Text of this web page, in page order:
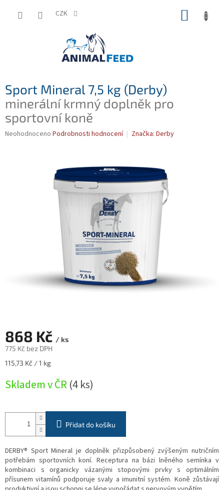
CZK
Sport Mineral 7,5 kg (Derby)
minerální krmný doplněk pro
sportovní koně
Průměrné
Neohodnoceno Podrobnosti hodnocení Značka: Derby
868 Kč / ks
775 Kč bez DPH
Měrná
115,73 Kč / 1 kg
Skladem v ČR (4 ks)
Přidat do košíku
DERBY® Sport Mineral je doplněk přizpůsobený zvýšeným nutričním
potřebám sportovních koní. Receptura na bázi lněného semínka v
kombinaci s organicky vázanými stopovými prvky s optimálním
přísunem vitamínů podporuje svaly a imunitní systém. Koně zůstávají